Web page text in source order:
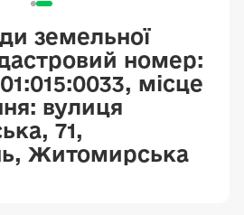
земельної
номер:
місце
вулиця
71,
Житомирська